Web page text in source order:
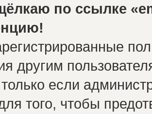
по ссылке
другим
если
того, чтобы